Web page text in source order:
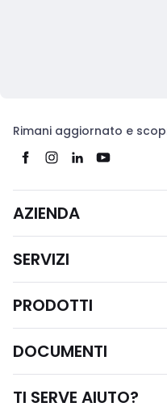
Rimani aggiornato e
AZIENDA
SERVIZI
PRODOTTI
DOCUMENTI
TI SERVE AIUTO?